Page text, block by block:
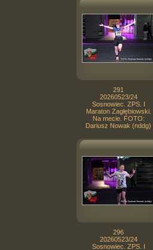
291
20260523/24
Sosnowiec. ZPS. I
Maraton Zagłębiowski.
Na mecie. FOTO:
Dariusz Nowak (nddg)
296
20260523/24
Sosnowiec. ZPS. I